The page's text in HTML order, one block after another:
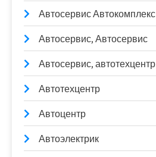
Автосервис Автокомплекс
Автосервис, Автосервис
Автосервис, автотехцентр
Автотехцентр
Автоцентр
Автоэлектрик